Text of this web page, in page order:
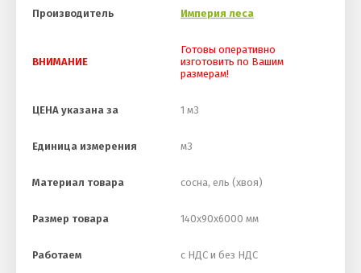
Производитель Империя леса
ВНИМАНИЕ
Готовы оперативно
изготовить по Вашим
размерам!
ЦЕНА указана за 1 м3
Единица измерения м3
Материал товара сосна, ель (хвоя)
Размер товара 140х90х6000 мм
Работаем с НДС и без НДС